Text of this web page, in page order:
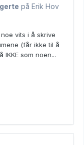
på Erik Hov
vits i å skrive
(får ikke til å
som noen...